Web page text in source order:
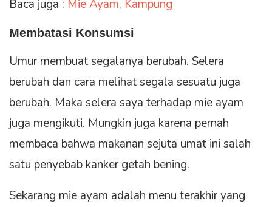
Baca juga : Mie Ayam, Kampung
Membatasi Konsumsi
Umur membuat segalanya berubah. Selera
berubah dan cara melihat segala sesuatu juga
berubah. Maka selera saya terhadap mie ayam
juga mengikuti. Mungkin juga karena pernah
membaca bahwa makanan sejuta umat ini salah
satu penyebab kanker getah bening.
Sekarang mie ayam adalah menu terakhir yang